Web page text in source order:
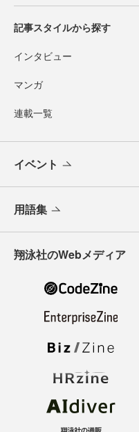
記事スタイルから探す
インタビュー
マンガ
連載一覧
イベント
用語集
翔泳社のWebメディア